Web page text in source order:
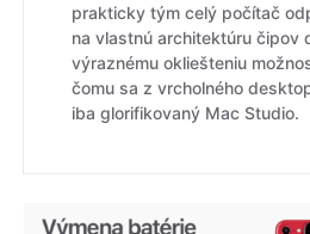
prakticky tým celý počítač
na vlastnú architektúru čipov
výraznému okliešteniu
čomu sa z vrcholného
iba glorifikovaný Mac Studio.